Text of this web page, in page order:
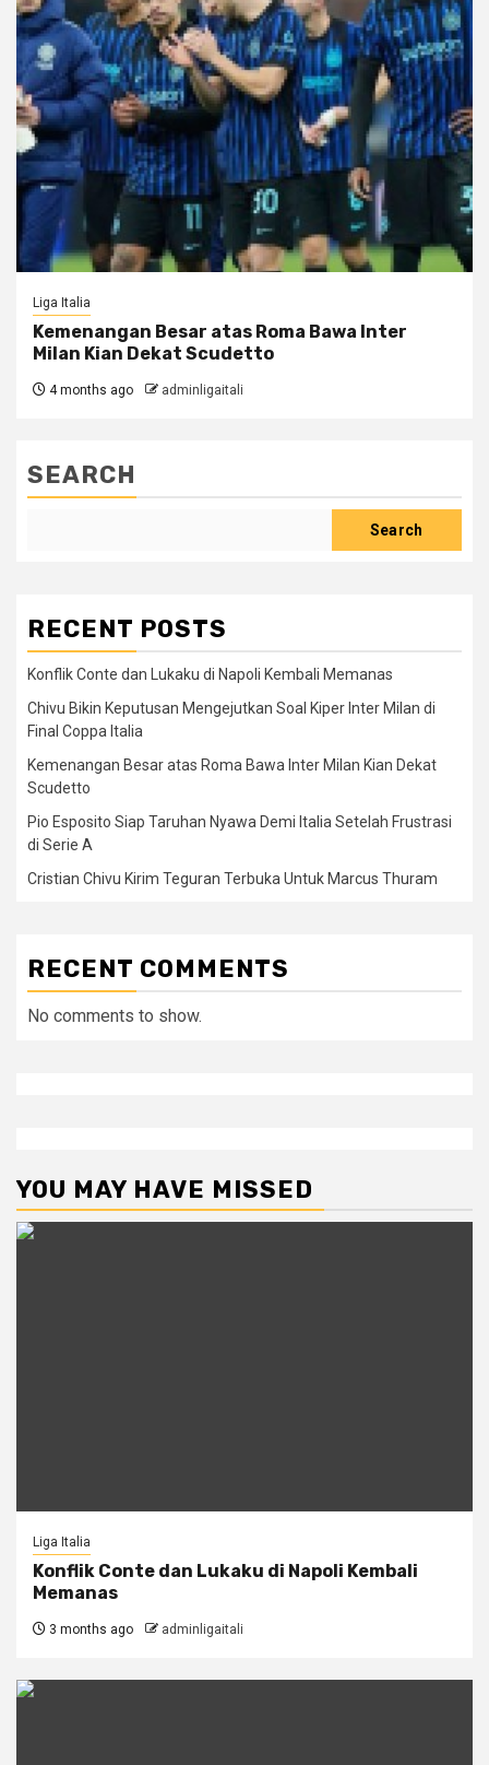
Liga Italia
Kemenangan Besar atas Roma Bawa Inter
Milan Kian Dekat Scudetto
4 months ago adminligaitali
SEARCH
Search
RECENT POSTS
Konflik Conte dan Lukaku di Napoli Kembali Memanas
Chivu Bikin Keputusan Mengejutkan Soal Kiper Inter Milan di
Final Coppa Italia
Kemenangan Besar atas Roma Bawa Inter Milan Kian Dekat
Scudetto
Pio Esposito Siap Taruhan Nyawa Demi Italia Setelah Frustrasi
di Serie A
Cristian Chivu Kirim Teguran Terbuka Untuk Marcus Thuram
RECENT COMMENTS
No comments to show.
YOU MAY HAVE MISSED
Liga Italia
Konflik Conte dan Lukaku di Napoli Kembali
Memanas
3 months ago adminligaitali